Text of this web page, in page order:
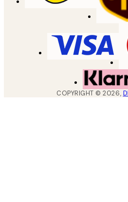
COPYRIGHT ©2026,